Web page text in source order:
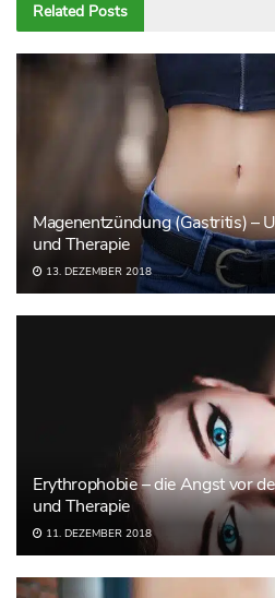
Related Posts
Magenentzündung (Gastritis) –
und Therapie
13. DEZEMBER 2018
Erythrophobie – die Angst vor
und Therapie
11. DEZEMBER 2018